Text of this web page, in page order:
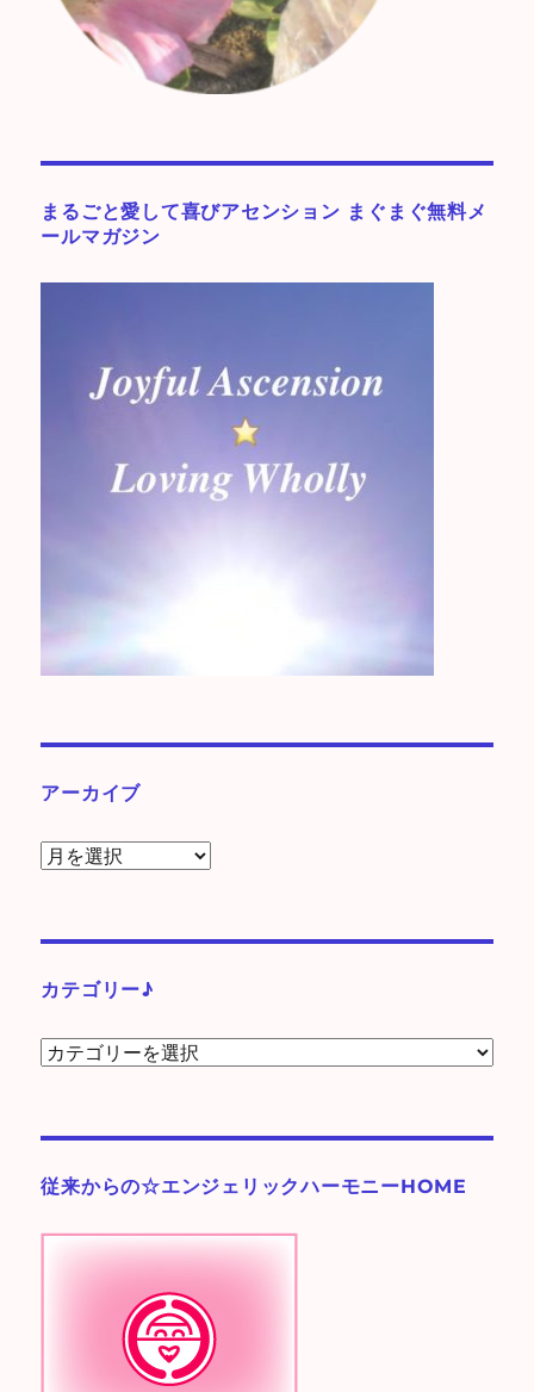
まるごと愛して喜びアセンション まぐまぐ無料メ
ールマガジン
アーカイブ
ア
ブ
カテゴリー♪
カ
ー
従来からの☆エンジェリックハーモニーHOME